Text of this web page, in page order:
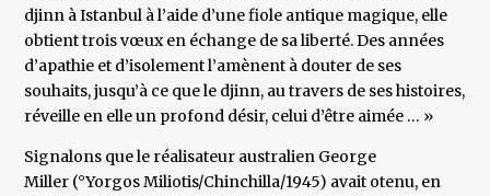
djinn à Istanbul à l’aide d’une fiole antique magique, elle
obtient trois vœux en échange de sa liberté. Des années
d’apathie et d’isolement l’amènent à douter de ses
souhaits, jusqu’à ce que le djinn, au travers de ses histoires,
réveille en elle un profond désir, celui d’être aimée … »
Signalons que le réalisateur australien George
Miller (°Yorgos Miliotis/Chinchilla/1945) avait otenu, en